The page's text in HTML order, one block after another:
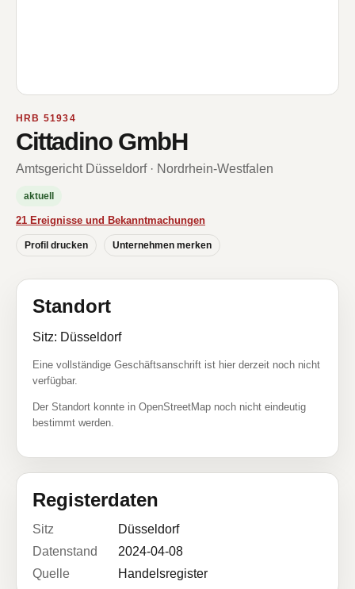
HRB 51934
Cittadino GmbH
Amtsgericht Düsseldorf · Nordrhein-Westfalen
aktuell
21 Ereignisse und Bekanntmachungen
Profil drucken Unternehmen merken
Standort
Sitz: Düsseldorf
Eine vollständige Geschäftsanschrift ist hier derzeit noch nicht
verfügbar.
Der Standort konnte in OpenStreetMap noch nicht eindeutig
bestimmt werden.
Registerdaten
Sitz
Düsseldorf
Datenstand
2024-04-08
Quelle
Handelsregister